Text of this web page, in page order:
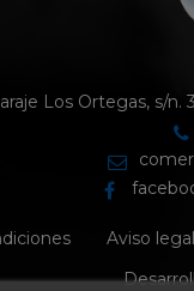
Los Ortegas, s/n.
Aviso legal